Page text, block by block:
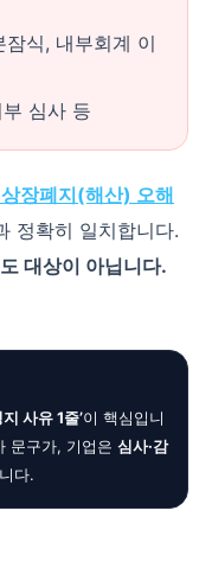
잠식, 내부회계 이
심사 등
장폐지(해산) 오해
정확히 일치합니다.
대상이 아닙니다.
지 사유 1줄’이 핵심입니
문구가, 기업은 심사·감
다.